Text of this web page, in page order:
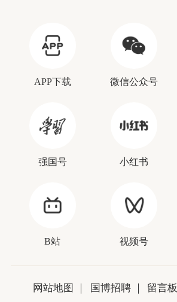
APP下载 微信公众号
强国号 小红书
B站 视频号
网站地图 国博招聘 留言板